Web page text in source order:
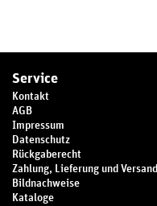
Service
Kontakt
AGB
Impressum
Datenschutz
Rückgaberecht
Zahlung, Lieferung und Versand
Bildnachweise
Kataloge